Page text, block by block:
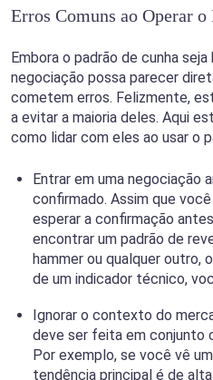
Erros Comuns ao Operar o
Embora o padrão de cunha
negociação possa parecer
cometem erros. Felizmente,
a evitar a maioria deles. Aqui
como lidar com eles ao usar o
Entrar em uma negociação
confirmado. Assim que
esperar a confirmação
encontrar um padrão de
hammer ou qualquer outro,
de um indicador técnico,
Ignorar o contexto do
deve ser feita em conjunto
Por exemplo, se você vê
tendência principal é de